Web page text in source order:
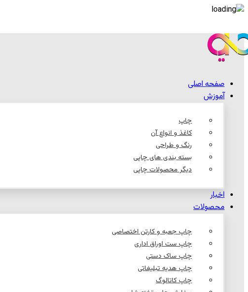
صفحه اصلی
آموزش
چاپ
کاغذ و انواع آن
رنگ و طراحی
بسته بندی های چاپی
دیگر محصولات چاپی
اخبار
محصولات
چاپ جعبه و کارتن اختصاصی
چاپ ست اوراق اداری
چاپ ساک دستی
چاپ هدیه تبلیغاتی
چاپ کاتالوگ